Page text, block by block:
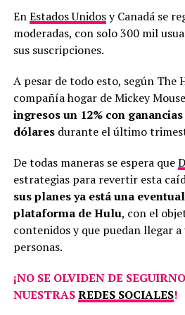
EnEstados Unidosy Canadá se
moderadas, con solo 300 mil
sus suscripciones.
A pesar de todo esto, según The
compañía hogar de Mickey Mouse
ingresos un 12% con
dólaresdurante el último
De todas maneras se espera que
estrategias para revertir esta
sus planes ya está una
plataforma de Hulu, con el
contenidos y que puedan llegar
personas.
¡NO SE OLVIDEN DE
NUESTRASREDES SOCIALES!